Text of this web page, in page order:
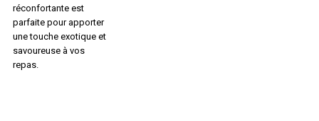
réconfortante est
parfaite pour apporter
une touche exotique et
savoureuse à vos
repas.